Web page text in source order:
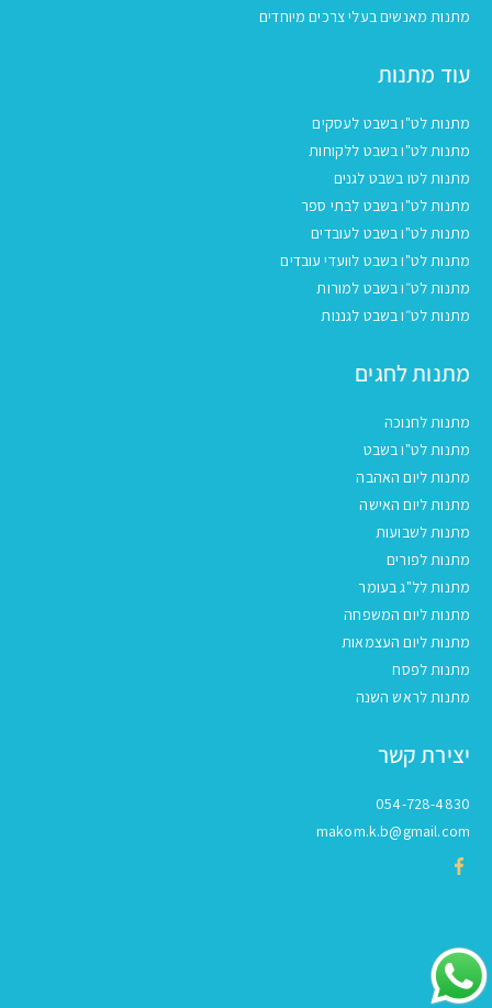
מתנות מאנשים בעלי צרכים מיוחדים
עוד מתנות
מתנות לט"ו בשבט לעסקים
מתנות לט"ו בשבט ללקוחות
מתנות לטו בשבט לגנים
מתנות לט"ו בשבט לבתי ספר
מתנות לט"ו בשבט לעובדים
מתנות לט"ו בשבט לוועדי עובדים
מתנות לט״ו בשבט למורות
מתנות לט״ו בשבט לגננות
מתנות לחגים
מתנות לחנוכה
מתנות לט"ו בשבט
מתנות ליום האהבה
מתנות ליום האישה
מתנות לשבועות
מתנות לפורים
מתנות לל"ג בעומר
מתנות ליום המשפחה
מתנות ליום העצמאות
מתנות לפסח
מתנות לראש השנה
יצירת קשר
054-728-4830
makom.k.b@gmail.com